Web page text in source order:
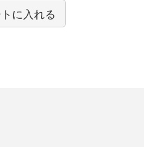
に入れる